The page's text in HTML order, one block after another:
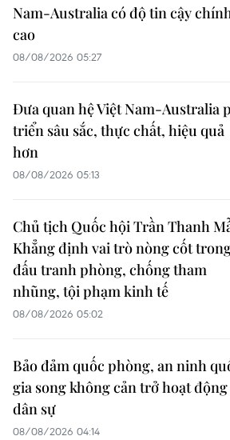
Nam-Australia có độ tin cậy
cao
08/08/2026 05:27
Đưa quan hệ Việt Nam-Australia
triển sâu sắc, thực chất, hiệu quả
hơn
08/08/2026 05:13
Chủ tịch Quốc hội Trần Thanh
Khẳng định vai trò nòng cốt
đấu tranh phòng, chống tham
nhũng, tội phạm kinh tế
08/08/2026 05:02
Bảo đảm quốc phòng, an ninh
gia song không cản trở hoạt động
dân sự
08/08/2026 04:14